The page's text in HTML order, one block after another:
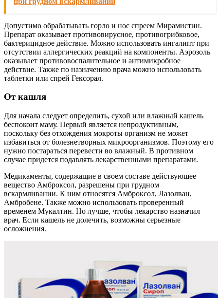
Допустимо обрабатывать горло и нос спреем Мирамистин.
Препарат оказывает противовирусное, противогрибковое,
бактерицидное действие. Можно использовать ингалипт при
отсутствии аллергических реакций на компоненты. Аэрозоль
оказывает противовоспалительное и антимикробное
действие. Также по назначению врача можно использовать
таблетки или спрей Гексорал.
От кашля
Для начала следует определить, сухой или влажный кашель
беспокоит маму. Первый является непродуктивным,
поскольку без отхождения мокроты организм не может
избавиться от болезнетворных микроорганизмов. Поэтому его
нужно постараться перевести во влажный. В противном
случае придется подавлять лекарственными препаратами.
Медикаменты, содержащие в своем составе действующее
вещество Амброксол, разрешены при грудном
вскармливании. К ним относятся Амброксол, Лазолван,
Амбробене. Также можно использовать проверенный
временем Мукалтин. Но лучше, чтобы лекарство назначил
врач. Если кашель не долечить, возможны серьезные
осложнения.